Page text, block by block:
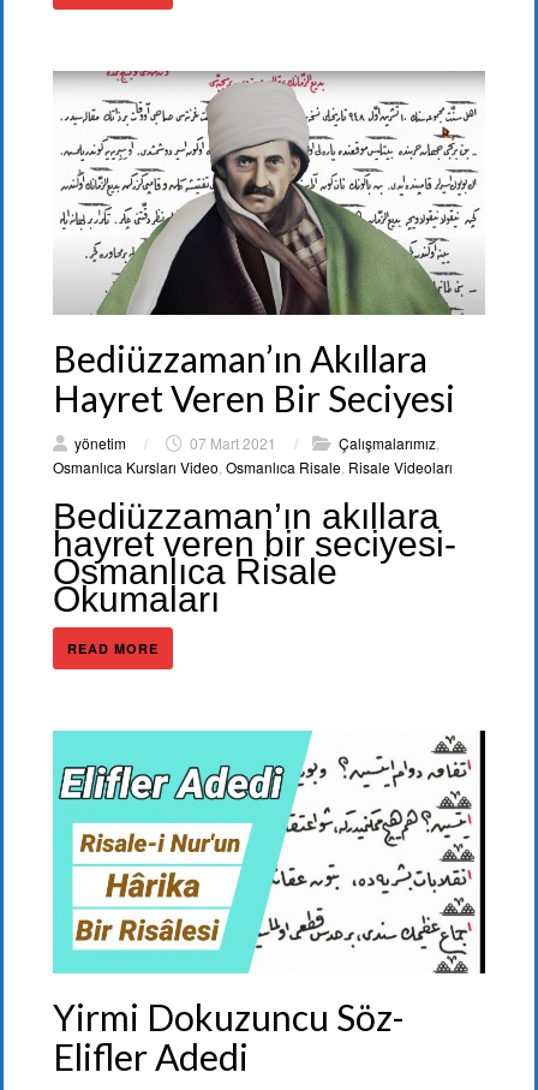
Bediüzzaman’ın Akıllara
Hayret Veren Bir Seciyesi
yönetim / 07 Mart 2021 / Çalışmalarımız
Osmanlıca Kursları Video Osmanlıca Risale Risale Videoları
Bediüzzaman’ın akıllara
hayret veren bir seciyesi-
Osmanlıca Risale
Okumaları
READ MORE
Yirmi Dokuzuncu Söz-
Elifler Adedi